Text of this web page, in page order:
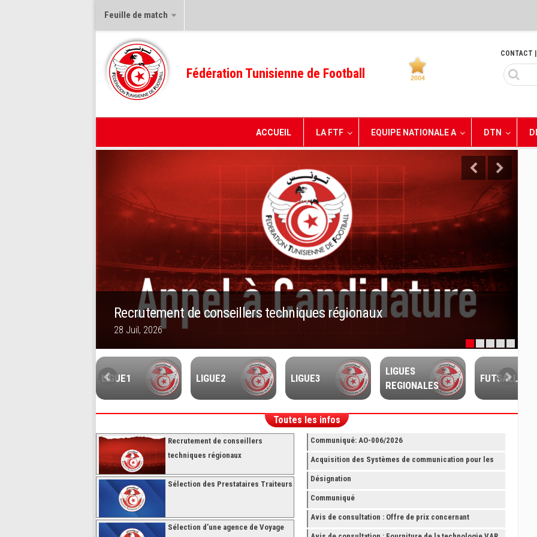
Feuille de match
Fédération Tunisienne de Football
CONTACT
ACCUEIL LA FTF EQUIPE NATIONALE A DTN
Recrutement de conseillers techniques régionaux
28 Juil, 2026
1 2 3 4 5
LIGUE1 LIGUE2 LIGUE3
LIGUES
REGIONALES
FUTSALL
Toutes les infos
Recrutement de conseillers
techniques régionaux
Sélection des Prestataires Traiteurs
Sélection d’une agence de Voyage
Communiqué: AO-006/2026
Acquisition des Systèmes de communication pour les
Arbitres Elite
Désignation
Communiqué
Avis de consultation : Offre de prix concernant
fourniture avec montage et finition de RAYONNAGES